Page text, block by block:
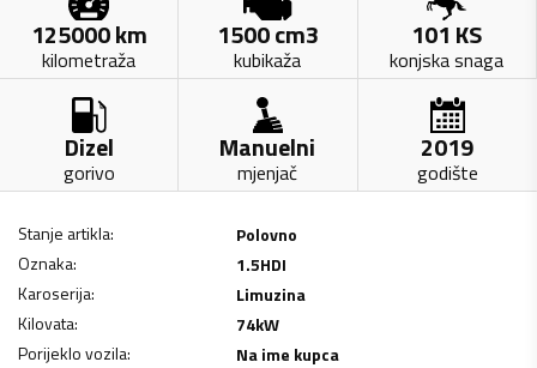
125000km
kilometraža
1500cm3
kubikaža
101 KS
konjska snaga
Dizel
gorivo
Manuelni
mjenjač
2019
godište
Stanje artikla:
Polovno
Oznaka:
1.5HDI
Karoserija:
Limuzina
Kilovata: 74kW
Porijeklo vozila:
Na ime kupca